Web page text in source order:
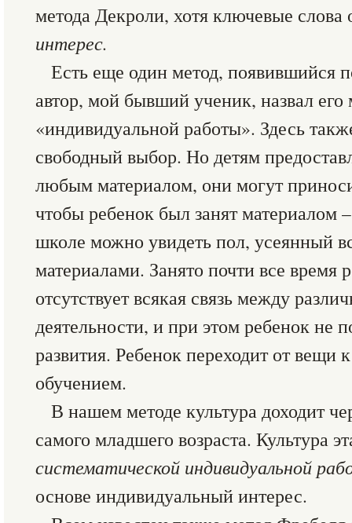
метода Декроли, хотя ключевые
интерес.
Есть еще один метод, появившийся
автор, мой бывший ученик, назвал его
«индивидуальной работы». Здесь
свободный выбор. Но детям
любым материалом, они могут
чтобы ребенок был занят материалом
школе можно увидеть пол, усеянный
материалами. Занято почти все время
отсутствует всякая связь между
деятельности, и при этом ребенок не
развития. Ребенок переходит от вещи
обучением.
В нашем методе культура доходит
самого младшего возраста. Культура
систематической индивидуальной
основе индивидуальный интерес.